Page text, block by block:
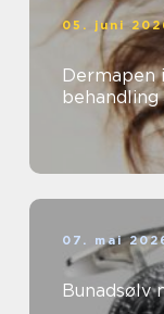
05. juni
Dermapen
07. mai